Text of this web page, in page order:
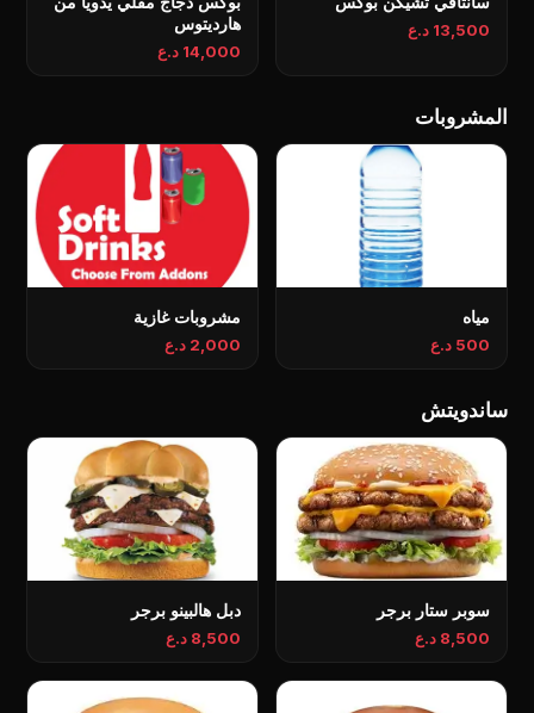
13,500 د.ع
هارديتوس
14,000 د.ع
المشروبات
مياه
500 د.ع
مشروبات غازية
2,000 د.ع
ساندويتش
سوبر ستار برجر
8,500 د.ع
دبل هالبينو برجر
8,500 د.ع